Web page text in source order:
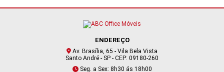
ENDEREÇO
Av. Brasília, 65 - Vila Bela Vista
Santo André - SP - CEP: 09180-260
Seg. a Sex: 8h30 ás 18h00